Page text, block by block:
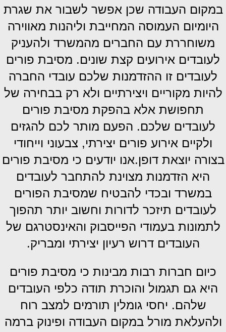
במקום העבודה שכן אפשר לשבור את שגרת
היומיום העמוסה המחייבת וליהנות מאווירה
משוחררת עם החברים מהמשרד ולהעניק
לעובדים אירועים קצת שונים. מסיבת פורים
לעובדים זו ההזדמנות שלכם עובדי החברה
להיות מקוריים ויצירתיים ולא רק בבחירה של
תחפושת אלא בהפקת מסיבת פורים
לעובדים שלכם. הפעם מותר לכם להגזים
ולקיים אירוע פורים יצירתי, צבעוני וייחודי
בצורה יוצאת דופן.אנו יודעים כי מסיבת פורים
היא הזדמנות מצוינת להתחבר לעובדים
במשרד ובכדי להבטיח שמסיבת הפורים
לעובדים תיזכר לדורות וחשוב יותר תהפוך
לתמונות בעמודי הפייסבוק והאינסטרגם של
העובדים דרוש רעיון יצירתי ומבריק.
כיום חברות רבות מבינות כי מסיבת פורים
היא גם תגמול והוכרת תודה כלפי העובדים
שלהם. יחסי גומלין תורמים למצב רוח
ולהעלאת מורל במקום העבודה ופינוק ברמה